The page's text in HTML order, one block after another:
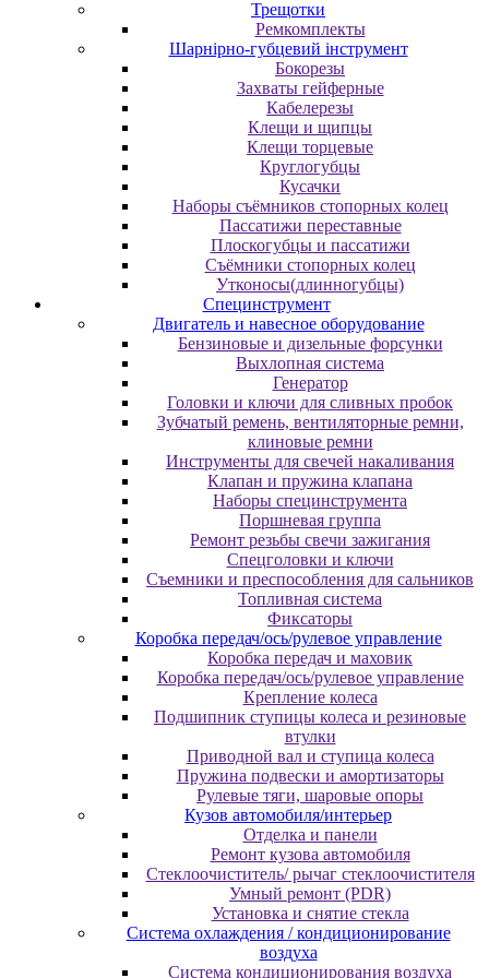
Трещотки
Ремкомплекты
Шарнірно-губцевий інструмент
Бокорезы
Захваты гейферные
Кабелерезы
Клещи и щипцы
Клещи торцевые
Круглогубцы
Кусачки
Наборы съёмников стопорных колец
Пассатижи переставные
Плоскогубцы и пассатижи
Съёмники стопорных колец
Утконосы(длинногубцы)
Специнструмент
Двигатель и навесное оборудование
Бензиновые и дизельные форсунки
Выхлопная система
Генератор
Головки и ключи для сливных пробок
Зубчатый ремень, вентиляторные ремни,
клиновые ремни
Инструменты для свечей накаливания
Клапан и пружина клапана
Наборы специнструмента
Поршневая группа
Ремонт резьбы свечи зажигания
Спецголовки и ключи
Съемники и преспособления для сальников
Топливная система
Фиксаторы
Коробка передач/ось/рулевое управление
Коробка передач и маховик
Коробка передач/ось/рулевое управление
Крепление колеса
Подшипник ступицы колеса и резиновые
втулки
Приводной вал и ступица колеса
Пружина подвески и амортизаторы
Рулевые тяги, шаровые опоры
Кузов автомобиля/интерьер
Отделка и панели
Ремонт кузова автомобиля
Стеклоочиститель/ рычаг стеклоочистителя
Умный ремонт (PDR)
Установка и снятие стекла
Система охлаждения / кондиционирование
воздуха
Система кондиционирования воздуха